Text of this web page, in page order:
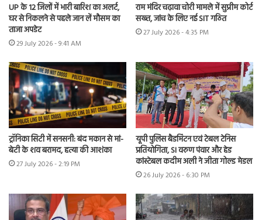
UP के 12 जिलों में भारी बारिश का अलर्ट,
घर से निकलने से पहले जान लें मौसम का
ताजा अपडेट
29 July 2026 - 9:41 AM
राम मंदिर चढ़ावा चोरी मामले में सुप्रीम कोर्ट
सख्त, जांच के लिए नई SIT गठित
27 July 2026 - 4:35 PM
ट्रॉनिका सिटी में सनसनी: बंद मकान से मां-
बेटी के शव बरामद, हत्या की आशंका
27 July 2026 - 2:19 PM
यूपी पुलिस बैडमिंटन एवं टेबल टेनिस
प्रतियोगिता, SI वरुण पंवार और हेड
कांस्टेबल कदीम अली ने जीता गोल्ड मेडल
26 July 2026 - 6:30 PM